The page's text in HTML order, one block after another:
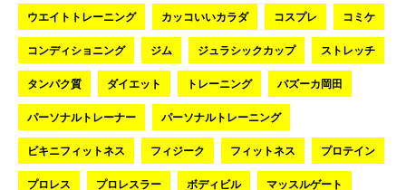
ウエイトトレーニング カッコいいカラダ コスプレ コミケ
コンディショニング ジム ジュラシックカップ ストレッチ
タンパク質 ダイエット トレーニング バズーカ岡田
パーソナルトレーナー パーソナルトレーニング
ビキニフィットネス フィジーク フィットネス プロテイン
プロレス プロレスラー ボディビル マッスルゲート